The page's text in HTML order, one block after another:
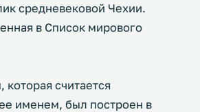
средневековой Чехии.
в Список мирового
считается
именем, был построен в